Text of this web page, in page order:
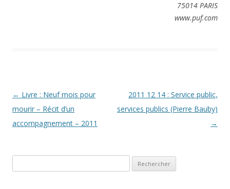
75014 PARIS
www.puf.com
Navigation
des
articles
← Livre : Neuf mois pour
mourir – Récit d’un
accompagnement – 2011
2011 12 14 : Service public,
services publics (Pierre Bauby)
→